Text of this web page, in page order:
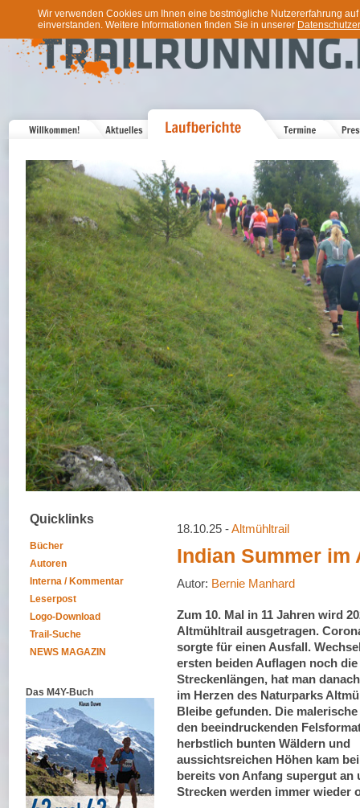
Wir verwenden Cookies um Ihnen eine bestmögliche Nutzererfahrung
einverstanden. Weitere Informationen finden Sie in unserer
Quicklinks
Bücher
Autoren
Interna / Kommentar
Leserpost
Logo-Download
Trail-Suche
NEWS MAGAZIN
Das M4Y-Buch
18.10.25 -Altmühltrail
Indian Summer im
Autor: Bernie Manhard
Zum 10. Mal in 11 Jahren wird
Altmühltrail ausgetragen.
sorgte für einen Ausfall.
ersten beiden Auflagen noch
Streckenlängen, hat man
im Herzen des Naturparks
Bleibe gefunden. Die
den beeindruckenden
herbstlich bunten Wäldern und
aussichtsreichen Höhen kam
bereits von Anfang supergut an
Strecken werden immer wieder